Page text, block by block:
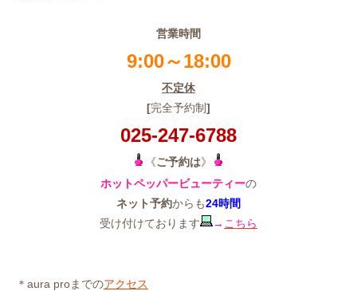
営業時間
9:00～18:00
不定休
[完全予約制]
025-247-6788
《ご予約は》
ホットペッパービューティーの
ネット予約からも24時間
受け付けております
→ こちら
＊aura proまでのアクセス